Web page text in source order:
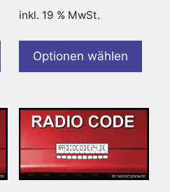
inkl. 19 % MwSt.
Optionen wählen